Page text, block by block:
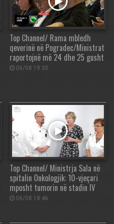
Top Channel/ Rama mbledh
qeverinë në Pogradec/Ministrat
raportojnë më 24 dhe 25 gusht
06/08 19:30
Top Channel/ Ministrja Sala në
spitalin Onkologjik: 10-vjeçari
mposht tumorin në stadin IV
06/08 18:46